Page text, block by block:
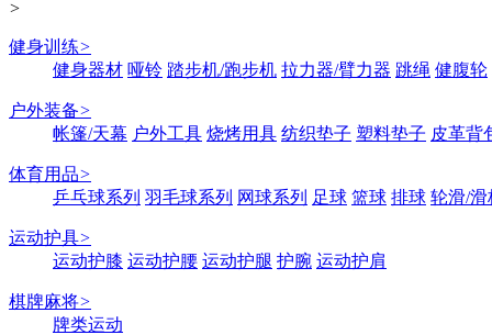
>
健身训练>
健身器材 哑铃 踏步机/跑步机 拉力器/臂力器 跳绳 健腹轮
户外装备>
帐篷/天幕 户外工具 烧烤用具 纺织垫子 塑料垫子 皮革背
体育用品>
乒乓球系列 羽毛球系列 网球系列 足球 篮球 排球 轮滑/滑
运动护具>
运动护膝 运动护腰 运动护腿 护腕 运动护肩
棋牌麻将>
牌类运动